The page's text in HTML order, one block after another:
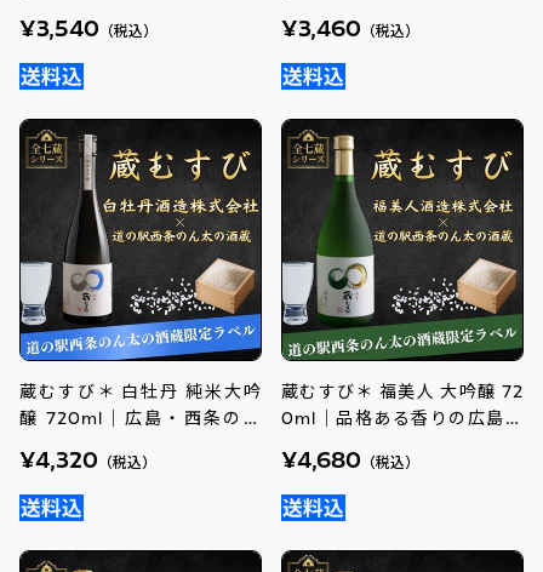
¥3,540 （税込） ¥3,460 （税込）
蔵むすび＊ 白牡丹 純米大吟
醸 720ml｜広島・西条の限
¥4,320 （税込）
蔵むすび＊ 福美人 大吟醸 72
0ml｜品格ある香りの広島・
¥4,680 （税込）